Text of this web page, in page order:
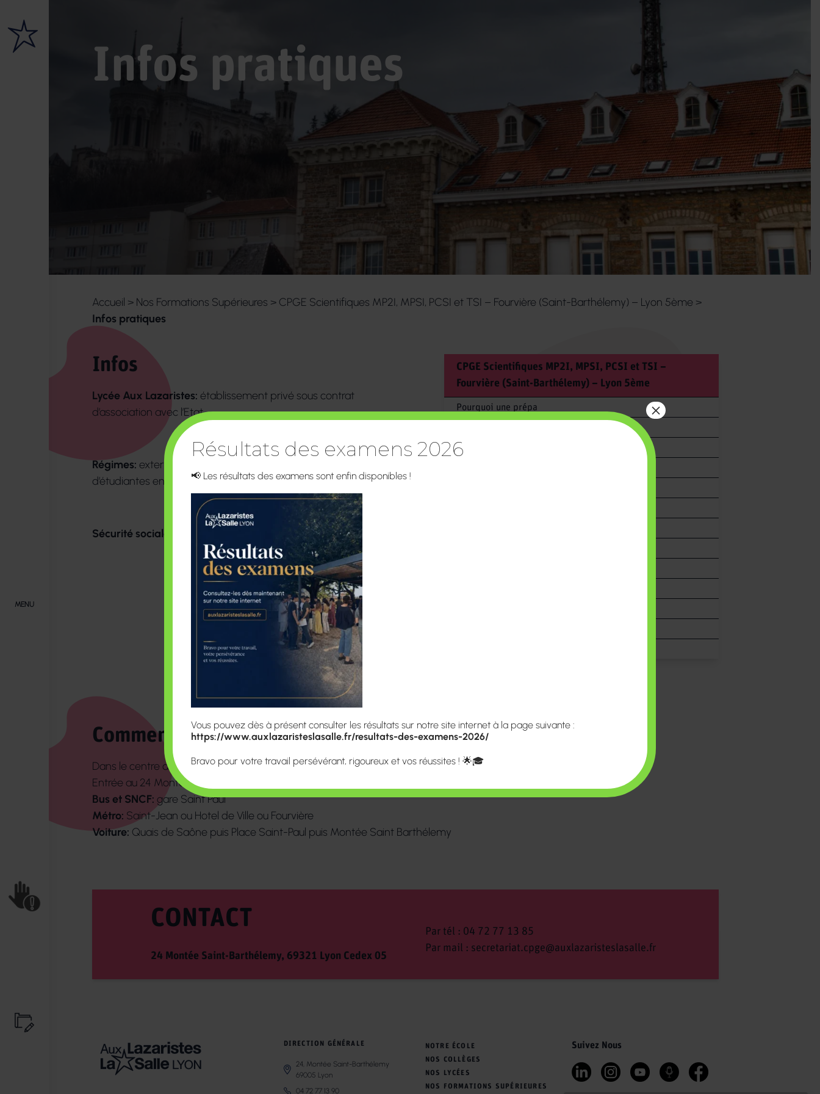
MENU
Infos pratiques
Accueil > Nos Formations Supérieures > CPGE Scientifiques MP2I, MPSI, PCSI et TSI – Fourvière (Saint-Barthélemy) – Lyon 5ème >
Infos pratiques
Infos
Lycée Aux Lazaristes:établissement privé sous contrat
d’association avec l’Etat
Régimes:externat, demi-pension, pension: foyer d’étudiants et
d’étudiantes en chambres individuelles sur le campus.
Sécurité sociale – Bourse.
Les élèves sont considérés comme étudiants.
A ce titre ils peuvent bénéficier du régime de la
Sécurité Sociale, de l’inscription au CROUS et de
bourse de l’enseignement supérieur.
CPGE Scientifiques MP2I, MPSI, PCSI et TSI –
Fourvière (Saint-Barthélemy) – Lyon 5ème
Pourquoi une prépa
Les plus des Lazaristes
Comment venir
Dans le centre de Lyon. A mi-chemin de la colline de Fourvière.
Entrée au 24 Montée Saint Barthélemy.
Bus et SNCF:gare Saint Paul
Métro: Saint-Jean ou Hotel de Ville ou Fourvière
Voiture: Quais de Saône puis Place Saint-Paul puis Montée Saint Barthélemy
CONTACT
24 Montée Saint-Barthélemy, 69321 Lyon Cedex 05
Par tél : 04 72 77 13 85
Par mail : secretariat.cpge@auxlazaristeslasalle.fr
DIRECTION GÉNÉRALE
24, Montée Saint-Barthélemy
69005 Lyon
04 72 77 13 90
NOTRE ÉCOLE
NOS COLLÈGES
NOS LYCÉES
NOS FORMATIONS SUPÉRIEURES
Suivez Nous
Résultats des examens 2026
📢 Les résultats des examens sont enfin disponibles !
Vous pouvez dès à présent consulter les résultats sur notre site internet à la page suivante :
https://www.auxlazaristeslasalle.fr/resultats-des-examens-2026/
Bravo pour votre travail persévérant, rigoureux et vos réussites ! 🌟🎓
×